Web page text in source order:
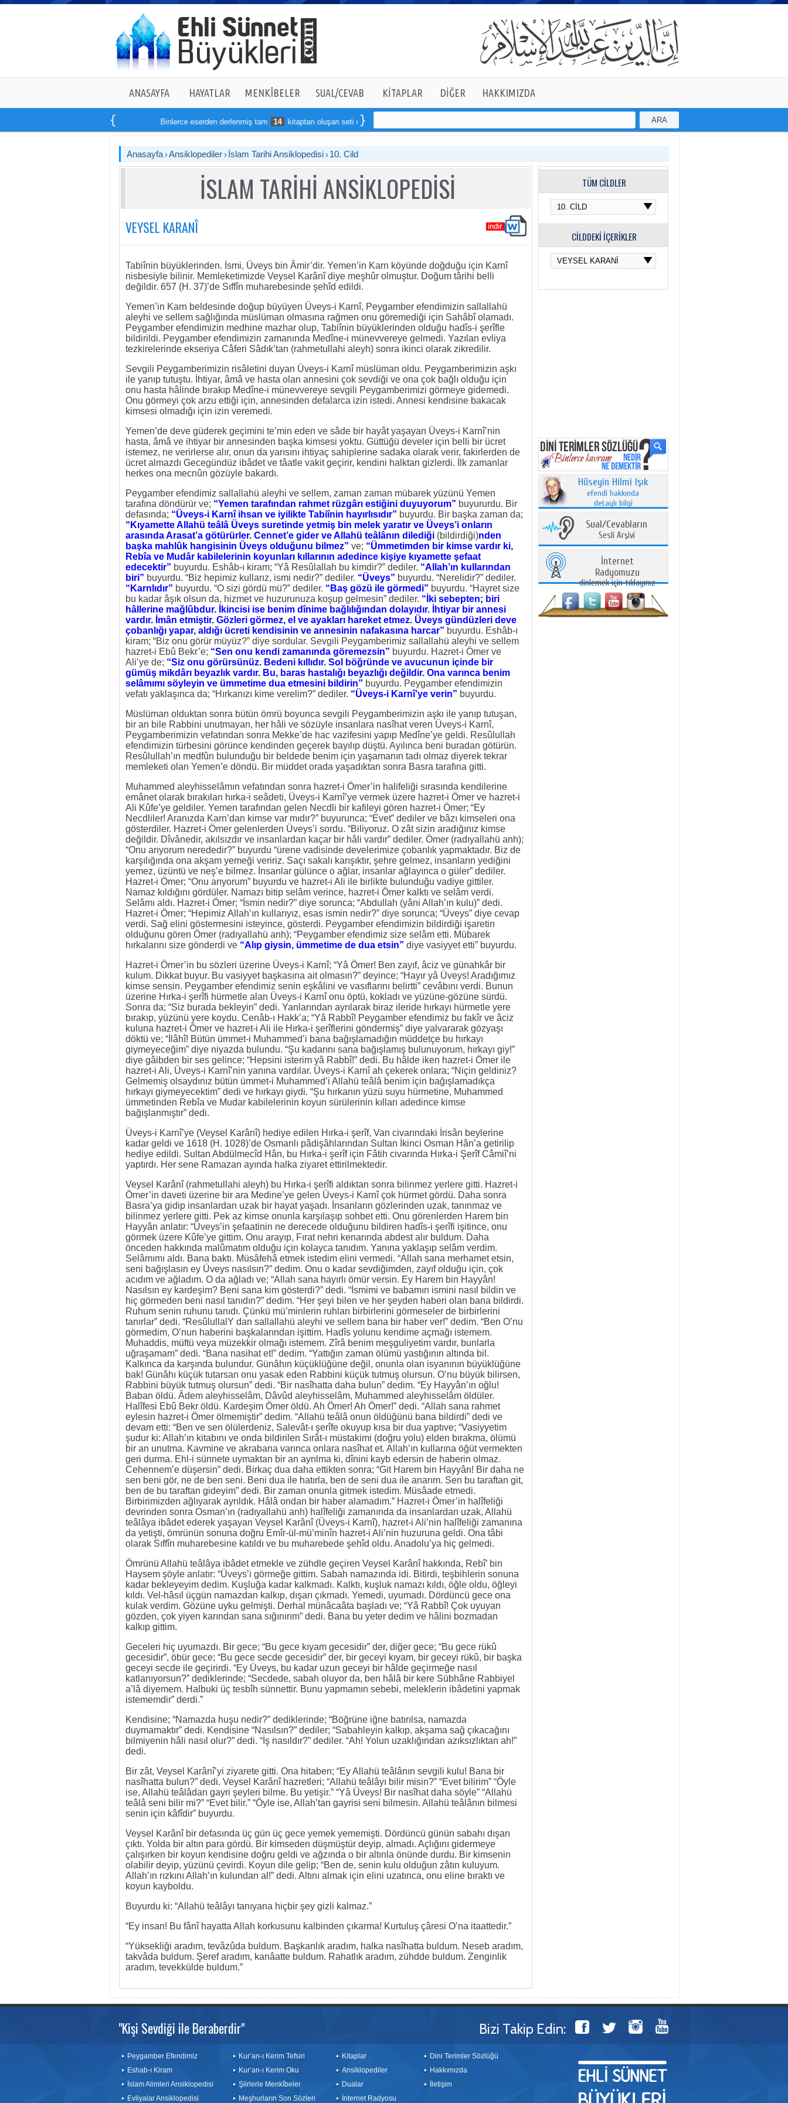
ANASAYFA HAYATLAR MENKÎBELER SUAL/CEVAB KİTAPLAR DİĞER HAKKIMIZDA
Binlerce eserden derlenmiş tam 14 kitaptan oluşan seti online sipariş verebilirsiniz ARA
Anasayfa Ansiklopediler İslam Tarihi Ansiklopedisi 10. Cild
İSLAM TARİHİ ANSİKLOPEDİSİ
VEYSEL KARANÎ
Tabiînin büyüklerinden. İsmi, Üveys bin Âmir’dir. Yemen’in Karn köyünde doğduğu için Karnî
nisbesiyle bilinir. Memleketimizde Veysel Karânî diye meşhûr olmuştur. Doğum târihi belli
değildir. 657 (H. 37)’de Sıffîn muharebesinde şehîd edildi.
Yemen’in Karn beldesinde doğup büyüyen Üveys-i Karnî, Peygamber efendimizin sallallahü
aleyhi ve sellem sağlığında müslüman olmasına rağmen onu göremediği için Sahâbî olamadı.
Peygamber efendimizin medhine mazhar olup, Tabiînin büyüklerinden olduğu hadîs-i şerîfle
bildirildi. Peygamber efendimizin zamanında Medîne-i münevvereye gelmedi. Yazılan evliya
tezkirelerinde ekseriya Câferi Sâdık’tan (rahmetullahi aleyh) sonra ikinci olarak zikredilir.
Sevgili Peygamberimizin risâletini duyan Üveys-i Karnî müslüman oldu. Peygamberimizin aşkı
ile yanıp tutuştu. İhtiyar, âmâ ve hasta olan annesini çok sevdiği ve ona çok bağlı olduğu için
onu hasta hâlinde bırakıp Medîne-i münevvereye sevgili Peygamberimizi görmeye gidemedi.
Onu görmeyi çok arzu ettiği için, annesinden defalarca izin istedi. Annesi kendisine bakacak
kimsesi olmadığı için izin veremedi.
Yemen’de deve güderek geçimini te’min eden ve sâde bir hayât yaşayan Üveys-i Karnî’nin
hasta, âmâ ve ihtiyar bir annesinden başka kimsesi yoktu. Güttüğü develer için belli bir ücret
istemez, ne verirlerse alır, onun da yarısını ihtiyaç sahiplerine sadaka olarak verir, fakirlerden de
ücret almazdı Gecegündüz ibâdet ve tâatle vakit geçirir, kendini halktan gizlerdi. İlk zamanlar
herkes ona mecnûn gözüyle bakardı.
Peygamber efendimiz sallallahü aleyhi ve sellem, zaman zaman mübarek yüzünü Yemen
tarafına döndürür ve; “Yemen tarafından rahmet rüzgârı estiğini duyuyorum” buyururdu. Bir
defasında; “Üveys-i Karnî ihsan ve iyilikte Tabiînin hayırlısıdır” buyurdu. Bir başka zaman da;
“Kıyamette Allahü teâlâ Üveys suretinde yetmiş bin melek yaratır ve Üveys’i onların
arasında Arasat’a götürürler. Cennet’e gider ve Allahü teâlânın dilediği (bildirdiği)nden
başka mahlûk hangisinin Üveys olduğunu bilmez” ve; “Ümmetimden bir kimse vardır ki,
Rebîa ve Mudâr kabilelerinin koyunları kıllarının adedince kişiye kıyamette şefaat
edecektir” buyurdu. Eshâb-ı kiram; “Yâ Resûlallah bu kimdir?” dediler. “Allah’ın kullarından
biri” buyurdu. “Biz hepimiz kullarız, ismi nedir?” dediler. “Üveys” buyurdu. “Nerelidir?” dediler.
“Karnlıdır” buyurdu. “O sizi gördü mü?” dediler. “Baş gözü ile görmedi” buyurdu. “Hayret size
bu kadar âşık olsun da, hizmet ve huzurunuza koşup gelmesin” dediler. “İki sebepten; biri
hâllerine mağlûbdur. İkincisi ise benim dînime bağlılığından dolayıdır. İhtiyar bir annesi
vardır. İmân etmiştir. Gözleri görmez, el ve ayakları hareket etmez. Üveys gündüzleri deve
çobanlığı yapar, aldığı ücreti kendisinin ve annesinin nafakasına harcar” buyurdu. Eshâb-ı
kiram; “Biz onu görür müyüz?” diye sordular. Sevgili Peygamberimiz sallallahü aleyhi ve sellem
hazret-i Ebû Bekr’e; “Sen onu kendi zamanında göremezsin” buyurdu. Hazret-i Ömer ve
Ali’ye de; “Siz onu görürsünüz. Bedeni kıllıdır. Sol böğründe ve avucunun içinde bir
gümüş mikdârı beyazlık vardır. Bu, baras hastalığı beyazlığı değildir. Ona varınca benim
selâmımı söyleyin ve ümmetime dua etmesini bildirin” buyurdu. Peygamber efendimizin
vefatı yaklaşınca da; “Hırkanızı kime verelim?” dediler. “Üveys-i Karnî’ye verin” buyurdu.
Müslüman olduktan sonra bütün ömrü boyunca sevgili Peygamberimizin aşkı ile yanıp tutuşan,
bir an bile Rabbini unutmayan, her hâli ve sözüyle insanlara nasîhat veren Üveys-i Karnî,
Peygamberimizin vefatından sonra Mekke’de hac vazifesini yapıp Medîne’ye geldi. Resûlullah
efendimizin türbesini görünce kendinden geçerek bayılıp düştü. Ayılınca beni buradan götürün.
Resûlullah’ın medfûn bulunduğu bir beldede benim için yaşamanın tadı olmaz diyerek tekrar
memleketi olan Yemen’e döndü. Bir müddet orada yaşadıktan sonra Basra tarafına gitti.
Muhammed aleyhisselâmın vefatından sonra hazret-i Ömer’in halifeliği sırasında kendilerine
emânet olarak bırakılan hırka-i seâdeti, Üveys-i Karnî’ye vermek üzere hazret-i Ömer ve hazret-i
Ali Kûfe’ye geldiler. Yemen tarafından gelen Necdli bir kafileyi gören hazret-i Ömer; “Ey
Necdliler! Aranızda Karn’dan kimse var mıdır?” buyurunca; “Evet” dediler ve bâzı kimseleri ona
gösterdiler. Hazret-i Ömer gelenlerden Üveys’i sordu. “Biliyoruz. O zât sizin aradığınız kimse
değildir. Dîvânedir, akılsızdır ve insanlardan kaçar bir hâli vardır” dediler. Ömer (radıyallahü anh);
“Onu arıyorum nerededir?” buyurdu “ürene vadisinde develerimize çobanlık yapmaktadır. Biz de
karşılığında ona akşam yemeği veririz. Saçı sakalı karışıktır, şehre gelmez, insanların yediğini
yemez, üzüntü ve neş’e bilmez. İnsanlar gülünce o ağlar, insanlar ağlayınca o güler” dediler.
Hazret-i Ömer; “Onu arıyorum” buyurdu ve hazret-i Ali ile birlikte bulunduğu vadiye gittiler.
Namaz kıldığını gördüler. Namazı bitip selâm verince, hazret-i Ömer kalktı ve selâm verdi.
Selâmı aldı. Hazret-i Ömer; “İsmin nedir?” diye sorunca; “Abdullah (yâni Allah’ın kulu)” dedi.
Hazret-i Ömer; “Hepimiz Allah’ın kullarıyız, esas ismin nedir?” diye sorunca; “Üveys” diye cevap
verdi. Sağ elini göstermesini isteyince, gösterdi. Peygamber efendimizin bildirdiği işaretin
olduğunu gören Ömer (radıyallahü anh); “Peygamber efendimiz size selâm etti. Mübarek
hırkalarını size gönderdi ve “Alıp giysin, ümmetime de dua etsin” diye vasiyyet etti” buyurdu.
Hazret-i Ömer’in bu sözleri üzerine Üveys-i Karnî; “Yâ Ömer! Ben zayıf, âciz ve günahkâr bir
kulum. Dikkat buyur. Bu vasiyyet başkasına ait olmasın?” deyince; “Hayır yâ Üveys! Aradığımız
kimse sensin. Peygamber efendimiz senin eşkâlini ve vasıflarını belirtti” cevâbını verdi. Bunun
üzerine Hırka-i şerîfi hürmetle alan Üveys-i Karnî onu öptü, kokladı ve yüzüne-gözüne sürdü.
Sonra da; “Siz burada bekleyin” dedi. Yanlarından ayrılarak biraz ileride hırkayı hürmetle yere
bırakıp, yüzünü yere koydu. Cenâb-ı Hakk’a; “Yâ Rabbî! Peygamber efendimiz bu fakîr ve âciz
kuluna hazret-i Ömer ve hazret-i Ali ile Hırka-i şerîflerini göndermiş” diye yalvararak gözyaşı
döktü ve; “İlâhî! Bütün ümmet-i Muhammed’i bana bağışlamadığın müddetçe bu hırkayı
giymeyeceğim” diye niyazda bulundu. “Şu kadarını sana bağışlamış bulunuyorum, hırkayı giy!”
diye gâibden bir ses gelince; “Hepsini isterim yâ Rabbî!” dedi. Bu hâlde iken hazret-i Ömer ile
hazret-i Ali, Üveys-i Karnî’nin yanına vardılar. Üveys-i Karnî ah çekerek onlara; “Niçin geldiniz?
Gelmemiş olsaydınız bütün ümmet-i Muhammed’i Allahü teâlâ benim için bağışlamadıkça
hırkayı giymeyecektim” dedi ve hırkayı giydi. “Şu hırkanın yüzü suyu hürmetine, Muhammed
ümmetinden Rebîa ve Mudar kabilelerinin koyun sürülerinin kılları adedince kimse
bağışlanmıştır” dedi.
Üveys-i Karnî’ye (Veysel Karânî) hediye edilen Hırka-i şerîf, Van civarındaki İrisân beylerine
kadar geldi ve 1618 (H. 1028)’de Osmanlı pâdişâhlarından Sultan İkinci Osman Hân’a getirilip
hediye edildi. Sultan Abdülmecîd Hân, bu Hırka-i şerîf için Fâtih civarında Hırka-i Şerîf Câmiî’ni
yaptırdı. Her sene Ramazan ayında halka ziyaret ettirilmektedir.
Veysel Karânî (rahmetullahi aleyh) bu Hırka-i şerîfi aldıktan sonra bilinmez yerlere gitti. Hazret-i
Ömer’in daveti üzerine bir ara Medine’ye gelen Üveys-i Karnî çok hürmet gördü. Daha sonra
Basra’ya gidip insanlardan uzak bir hayat yaşadı. İnsanların gözlerinden uzak, tanınmaz ve
bilinmez yerlere gitti. Pek az kimse onunla karşılaşıp sohbet etti. Onu görenlerden Harem bin
Hayyân anlatır: “Üveys’in şefaatinin ne derecede olduğunu bildiren hadîs-i şerîfi işitince, onu
görmek üzere Kûfe’ye gittim. Onu arayıp, Fırat nehri kenarında abdest alır buldum. Daha
önceden hakkında malûmatım olduğu için kolayca tanıdım. Yanına yaklaşıp selâm verdim.
Selâmımı aldı. Bana baktı. Müsâfehâ etmek istedim elini vermedi. “Allah sana merhamet etsin,
seni bağışlasın ey Üveys nasılsın?” dedim. Onu o kadar sevdiğimden, zayıf olduğu için, çok
acıdım ve ağladım. O da ağladı ve; “Allah sana hayırlı ömür versin. Ey Harem bin Hayyân!
Nasılsın ey kardeşim? Beni sana kim gösterdi?” dedi. “İsmimi ve babamın ismini nasıl bildin ve
hiç görmeden beni nasıl tanıdın?” dedim. “Her şeyi bilen ve her şeyden haberi olan bana bildirdi.
Ruhum senin ruhunu tanıdı. Çünkü mü’minlerin ruhları birbirlerini görmeseler de birbirlerini
tanırlar” dedi. “ResûlullalY dan sallallahü aleyhi ve sellem bana bir haber ver!” dedim. “Ben O’nu
görmedim, O’nun haberini başkalarından işittim. Hadîs yolunu kendime açmağı istemem.
Muhaddis, müftü veya müzekkir olmağı istemem. Zîrâ benim meşguliyetim vardır, bunlarla
uğraşamam” dedi. “Bana nasihat et!” dedim. “Yattığın zaman ölümü yastığının altında bil.
Kalkınca da karşında bulundur. Günâhın küçüklüğüne değil, onunla olan isyanının büyüklüğüne
bak! Günâhı küçük tutarsan onu yasak eden Rabbini küçük tutmuş olursun. O’nu büyük bilirsen,
Rabbini büyük tutmuş olursun” dedi. “Bir nasîhatta daha bulun” dedim. “Ey Hayyân’ın oğlu!
Baban öldü. Âdem aleyhisselâm, Dâvûd aleyhisselâm, Muhammed aleyhisselâm öldüler.
Halîfesi Ebû Bekr öldü. Kardeşim Ömer öldü. Ah Ömer! Ah Ömer!” dedi. “Allah sana rahmet
eylesin hazret-i Ömer ölmemiştir” dedim. “Allahü teâlâ onun öldüğünü bana bildirdi” dedi ve
devam etti: “Ben ve sen ölülerdeniz, Salevât-ı şerîfe okuyup kısa bir dua yaptıve; “Vasiyyetim
şudur ki: Allah’ın kitabını ve onda bildirilen Sırât-ı müstakimi (doğru yolu) elden bırakma, ölümü
bir an unutma. Kavmine ve akrabana varınca onlara nasîhat et. Allah’ın kullarına öğüt vermekten
geri durma. Ehl-i sünnete uymaktan bir an ayrılma ki, dînini kayb edersin de haberin olmaz.
Cehennem’e düşersin” dedi. Birkaç dua daha ettikten sonra; “Git Harem bin Hayyân! Bir daha ne
sen beni gör, ne de ben seni. Beni dua ile hatırla, ben de seni dua ile anarım. Sen bu taraftan git,
ben de bu taraftan gideyim” dedi. Bir zaman onunla gitmek istedim. Müsâade etmedi.
Birbirimizden ağlıyarak ayrıldık. Hâlâ ondan bir haber alamadım.” Hazret-i Ömer’in halîfeliği
devrinden sonra Osman’ın (radıyallahü anh) halîfeliği zamanında da insanlardan uzak, Allahü
teâlâya ibâdet ederek yaşayan Veysel Karânî (Üveys-i Karnî), hazret-i Ali’nin halîfeliği zamanına
da yetişti, ömrünün sonuna doğru Emîr-ül-mü’minîn hazret-i Ali’nin huzuruna geldi. Ona tâbi
olarak Sıffîn muharebesine katıldı ve bu muharebede şehîd oldu. Anadolu’ya hiç gelmedi.
Ömrünü Allahü teâlâya ibâdet etmekle ve zühdle geçiren Veysel Karânî hakkında, Rebî’ bin
Haysem şöyle anlatır: “Üveys’i görmeğe gittim. Sabah namazında idi. Bitirdi, teşbihlerin sonuna
kadar bekleyeyim dedim. Kuşluğa kadar kalkmadı. Kalktı, kuşluk namazı kıldı, öğle oldu, öğleyi
kıldı. Vel-hâsıl üçgün namazdan kalkıp, dışarı çıkmadı. Yemedi, uyumadı. Dördüncü gece ona
kulak verdim. Gözüne uyku gelmişti. Derhal münâcaâta başladı ve; “Yâ Rabbî! Çok uyuyan
gözden, çok yiyen karından sana sığınırım” dedi. Bana bu yeter dedim ve hâlini bozmadan
kalkıp gittim.
Geceleri hiç uyumazdı. Bir gece; “Bu gece kıyam gecesidir” der, diğer gece; “Bu gece rükû
gecesidir”, öbür gece; “Bu gece secde gecesidir” der, bir geceyi kıyam, bir geceyi rükû, bir başka
geceyi secde ile geçirirdi. “Ey Üveys, bu kadar uzun geceyi bir hâlde geçirmeğe nasıl
katlanıyorsun?” dediklerinde; “Secdede, sabah oluyor da, ben hâlâ bir kere Sübhâne Rabbiyel
a’lâ diyemem. Halbuki üç tesbîh sünnettir. Bunu yapmamın sebebi, meleklerin ibâdetini yapmak
istememdir” derdi.”
Kendisine; “Namazda huşu nedir?” dediklerinde; “Böğrüne iğne batırılsa, namazda
duymamaktır” dedi. Kendisine “Nasılsın?” dediler; “Sabahleyin kalkıp, akşama sağ çıkacağını
bilmiyenin hâli nasıl olur?” dedi. “İş nasıldır?” dediler. “Ah! Yolun uzaklığından azıksızlıktan ah!”
dedi.
Bir zât, Veysel Karânî’yi ziyarete gitti. Ona hitaben; “Ey Allahü teâlânın sevgili kulu! Bana bir
nasîhatta bulun?” dedi. Veysel Karânî hazretleri; “Allahü teâlâyı bilir misin?” “Evet bilirim” “Öyle
ise, Allahü teâlâdan gayri şeyleri bilme. Bu yetişir.” “Yâ Üveys! Bir nasîhat daha söyle” “Allahü
teâlâ seni bilir mi?” “Evet bilir.” “Öyle ise, Allah’tan gayrisi seni bilmesin. Allahü teâlânın bilmesi
senin için kâfîdir” buyurdu.
Veysel Karânî bir defasında üç gün üç gece yemek yememişti. Dördüncü günün sabahı dışarı
çıktı. Yolda bir altın para gördü. Bir kimseden düşmüştür deyip, almadı. Açlığını gidermeye
çalışırken bir koyun kendisine doğru geldi ve ağzında o bir altınla önünde durdu. Bir kimsenin
olabilir deyip, yüzünü çevirdi. Koyun dile gelip; “Ben de, senin kulu olduğun zâtın kuluyum.
Allah’ın rızkını Allah’ın kulundan al!” dedi. Altını almak için elini uzatınca, onu eline bıraktı ve
koyun kayboldu.
Buyurdu ki: “Allahü teâlâyı tanıyana hiçbir şey gizli kalmaz.”
“Ey insan! Bu fânî hayatta Allah korkusunu kalbinden çıkarma! Kurtuluş çâresi O’na itaattedir.”
“Yüksekliği aradım, tevâzûda buldum. Başkanlık aradım, halka nasîhatta buldum. Neseb aradım,
takvâda buldum. Şeref aradım, kanâatte buldum. Rahatlık aradım, zühdde buldum. Zenginlik
aradım, tevekkülde buldum.”
TÜM CİLDLER
CİLDDEKİ İÇERİKLER
Hüseyin Hilmi Işık
efendi hakkında
detaylı bilgi
Sual/Cevabların
Sesli Arşivi
İnternet
Radyomuzu
dinlemek için tıklayınız
"Kişi Sevdiği ile Beraberdir" Bizi Takip Edin:
Peygamber Efendimiz
Eshab-ı Kiram
İslam Alimleri Ansiklopedisi
Evliyalar Ansiklopedisi
Kur’an-ı Kerim Tefsiri
Kur’an-ı Kerim Oku
Şiirlerle Menkîbeler
Meşhurların Son Sözleri
Kitaplar
Ansiklopediler
Dualar
İnternet Radyosu
Dini Terimler Sözlüğü
Hakkımızda
İletişim